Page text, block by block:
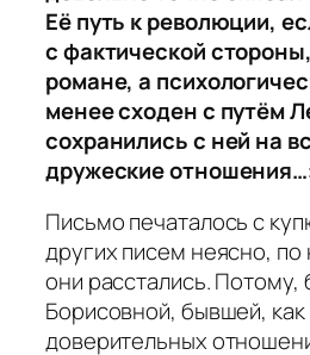
Её путь к революции,
с фактической
романе, а
менее сходен с путём
сохранились с ней на
дружеские
Письмо печаталось с
других писем неясно, по
они расстались. Потому,
Борисовной, бывшей,
доверительных